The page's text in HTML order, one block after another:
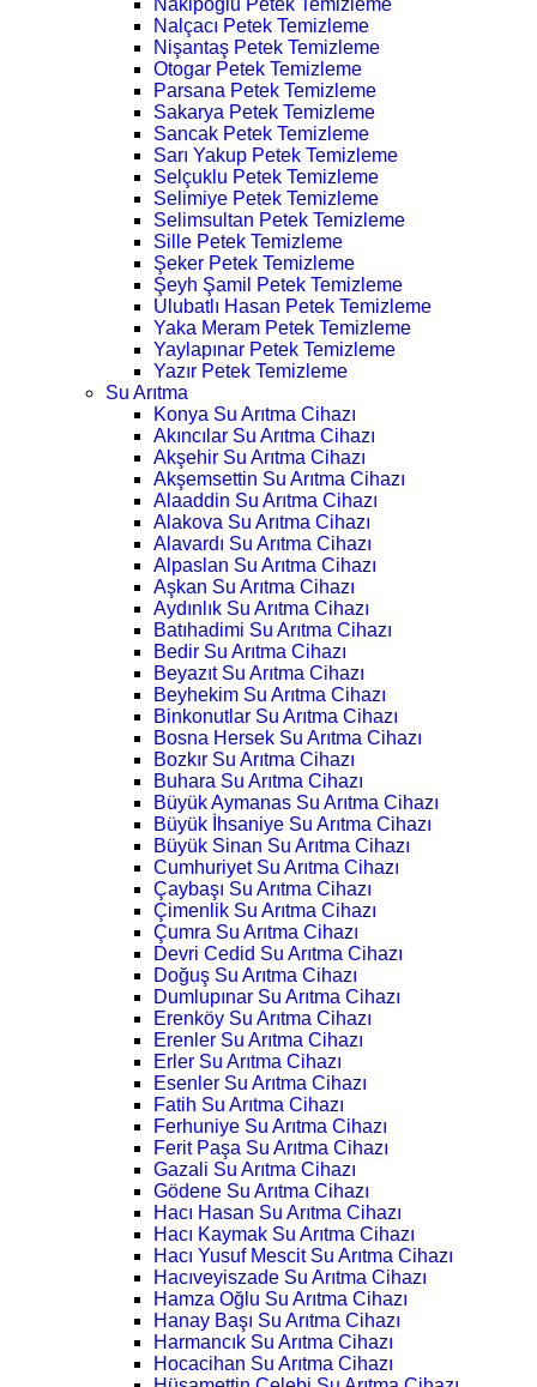
Nakipoğlu Petek Temizleme
Nalçacı Petek Temizleme
Nişantaş Petek Temizleme
Otogar Petek Temizleme
Parsana Petek Temizleme
Sakarya Petek Temizleme
Sancak Petek Temizleme
Sarı Yakup Petek Temizleme
Selçuklu Petek Temizleme
Selimiye Petek Temizleme
Selimsultan Petek Temizleme
Sille Petek Temizleme
Şeker Petek Temizleme
Şeyh Şamil Petek Temizleme
Ulubatlı Hasan Petek Temizleme
Yaka Meram Petek Temizleme
Yaylapınar Petek Temizleme
Yazır Petek Temizleme
Su Arıtma
Konya Su Arıtma Cihazı
Akıncılar Su Arıtma Cihazı
Akşehir Su Arıtma Cihazı
Akşemsettin Su Arıtma Cihazı
Alaaddin Su Arıtma Cihazı
Alakova Su Arıtma Cihazı
Alavardı Su Arıtma Cihazı
Alpaslan Su Arıtma Cihazı
Aşkan Su Arıtma Cihazı
Aydınlık Su Arıtma Cihazı
Batıhadimi Su Arıtma Cihazı
Bedir Su Arıtma Cihazı
Beyazıt Su Arıtma Cihazı
Beyhekim Su Arıtma Cihazı
Binkonutlar Su Arıtma Cihazı
Bosna Hersek Su Arıtma Cihazı
Bozkır Su Arıtma Cihazı
Buhara Su Arıtma Cihazı
Büyük Aymanas Su Arıtma Cihazı
Büyük İhsaniye Su Arıtma Cihazı
Büyük Sinan Su Arıtma Cihazı
Cumhuriyet Su Arıtma Cihazı
Çaybaşı Su Arıtma Cihazı
Çimenlik Su Arıtma Cihazı
Çumra Su Arıtma Cihazı
Devri Cedid Su Arıtma Cihazı
Doğuş Su Arıtma Cihazı
Dumlupınar Su Arıtma Cihazı
Erenköy Su Arıtma Cihazı
Erenler Su Arıtma Cihazı
Erler Su Arıtma Cihazı
Esenler Su Arıtma Cihazı
Fatih Su Arıtma Cihazı
Ferhuniye Su Arıtma Cihazı
Ferit Paşa Su Arıtma Cihazı
Gazali Su Arıtma Cihazı
Gödene Su Arıtma Cihazı
Hacı Hasan Su Arıtma Cihazı
Hacı Kaymak Su Arıtma Cihazı
Hacı Yusuf Mescit Su Arıtma Cihazı
Hacıveyiszade Su Arıtma Cihazı
Hamza Oğlu Su Arıtma Cihazı
Hanay Başı Su Arıtma Cihazı
Harmancık Su Arıtma Cihazı
Hocacihan Su Arıtma Cihazı